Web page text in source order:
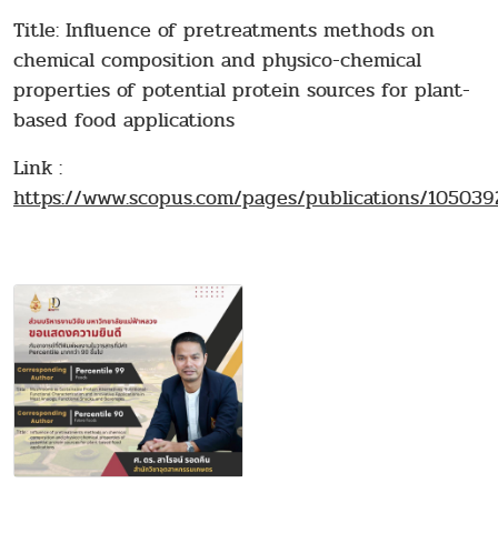
Title: Influence of pretreatments methods on
chemical composition and physico-chemical
properties of potential protein sources for plant-
based food applications
Link :
https://www.scopus.com/pages/publications/